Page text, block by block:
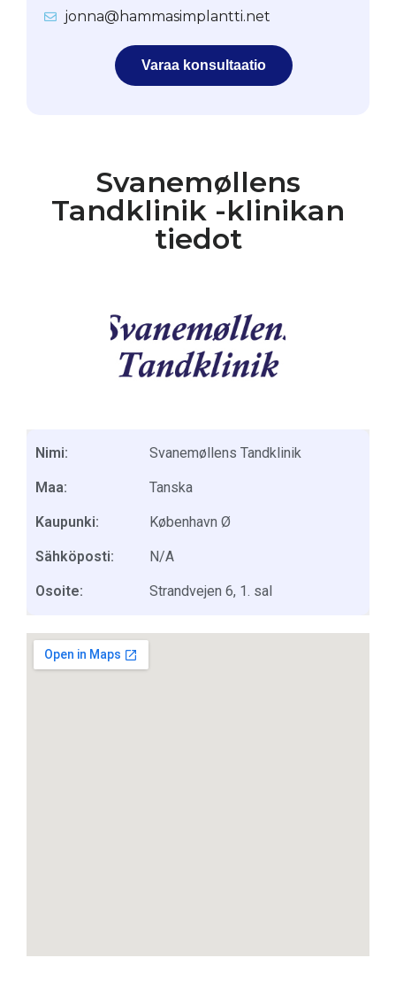
jonna@hammasimplantti.net
Varaa konsultaatio
Svanemøllens
Tandklinik -klinikan
tiedot
Nimi:
Maa:
Kaupunki:
Sähköposti:
Osoite:
Svanemøllens Tandklinik
Tanska
København Ø
N/A
Strandvejen 6, 1. sal